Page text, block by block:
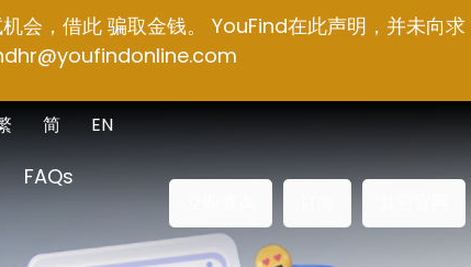
会，借此 骗取金钱。 YouFind在此声明，并未向求
EN
简
FAQs